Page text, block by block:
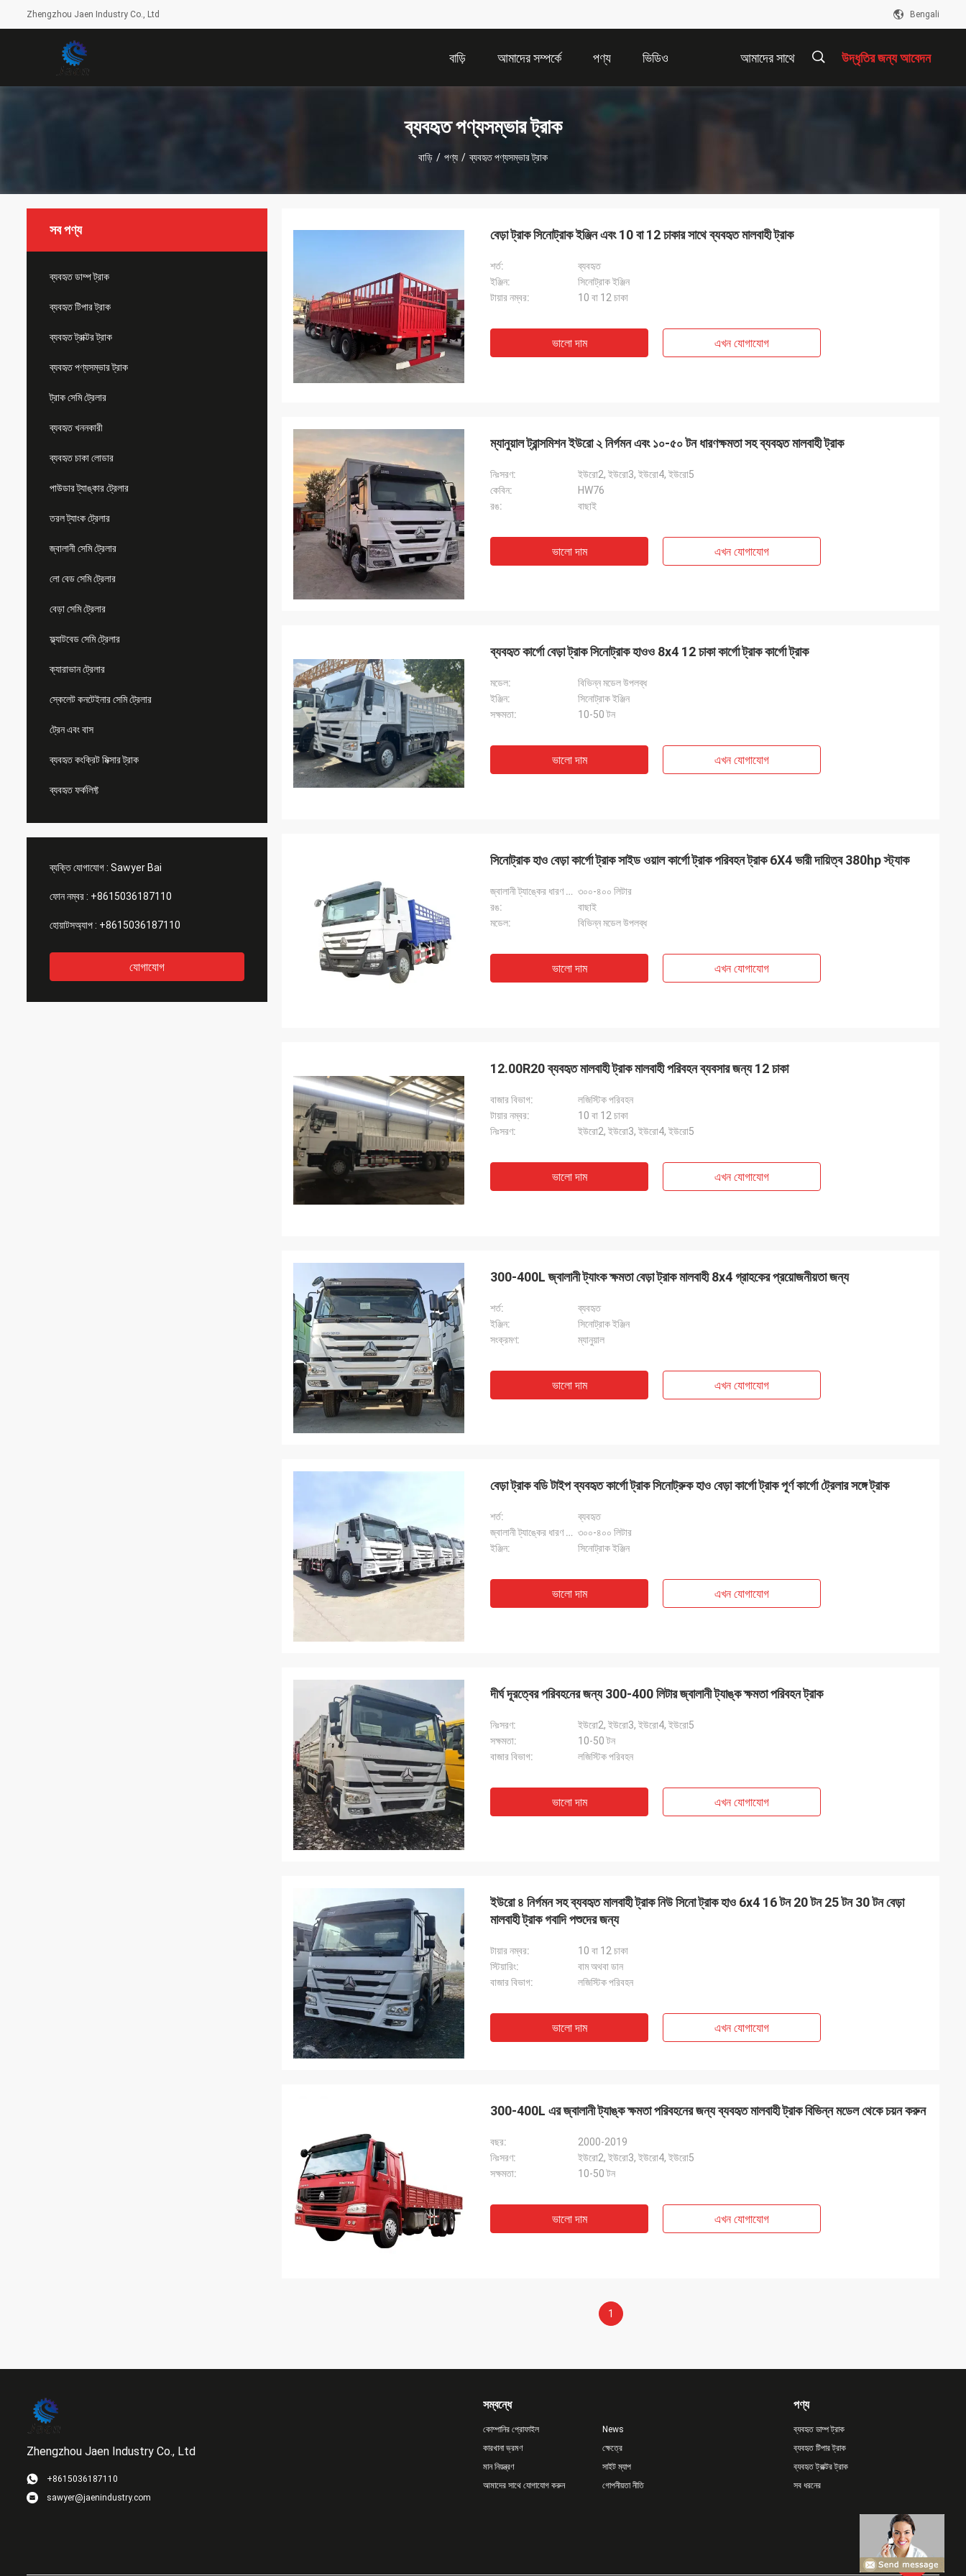
Zhengzhou Jaen Industry Co., Ltd Bengali
বাড়ি আমাদের সম্পর্কে পণ্য ভিডিও আমাদের সাথে উদ্ধৃতির জন্য আবেদন
ব্যবহৃত পণ্যসম্ভার ট্রাক
বাড়ি / পণ্য / ব্যবহৃত পণ্যসম্ভার ট্রাক
সব পণ্য
ব্যবহৃত ডাম্প ট্রাক
ব্যবহৃত টিপার ট্রাক
ব্যবহৃত ট্রাক্টর ট্রাক
ব্যবহৃত পণ্যসম্ভার ট্রাক
ট্রাক সেমি ট্রেলার
ব্যবহৃত খননকারী
ব্যবহৃত চাকা লোডার
পাউডার ট্যাঙ্কার ট্রেলার
তরল ট্যাংক ট্রেলার
জ্বালানী সেমি ট্রেলার
লো বেড সেমি ট্রেলার
বেড়া সেমি ট্রেলার
ফ্ল্যাটবেড সেমি ট্রেলার
ক্যারাভান ট্রেলার
স্কেলেট কনটেইনার সেমি ট্রেলার
ট্রেন এবং বাস
ব্যবহৃত কংক্রিট মিক্সার ট্রাক
ব্যবহৃত ফর্কলিফ্ট
ব্যক্তি যোগাযোগ : Sawyer Bai
ফোন নম্বর : +8615036187110
হোয়াটসঅ্যাপ : +8615036187110
যোগাযোগ
বেড়া ট্রাক সিনোট্রাক ইঞ্জিন এবং 10 বা 12 চাকার সাথে ব্যবহৃত মালবাহী ট্রাক
শর্ত:
ব্যবহৃত
ইঞ্জিন:
সিনোট্রাক ইঞ্জিন
টায়ার নম্বর:
10 বা 12 চাকা
ভালো দাম এখন যোগাযোগ
ম্যানুয়াল ট্রান্সমিশন ইউরো ২ নির্গমন এবং ১০-৫০ টন ধারণক্ষমতা সহ ব্যবহৃত মালবাহী ট্রাক
নিঃসরণ:
ইউরো2, ইউরো3, ইউরো4, ইউরো5
কেবিন:
HW76
রঙ:
বাছাই
ভালো দাম এখন যোগাযোগ
ব্যবহৃত কার্গো বেড়া ট্রাক সিনোট্রাক হাওও 8x4 12 চাকা কার্গো ট্রাক কার্গো ট্রাক
মডেল:
বিভিন্ন মডেল উপলব্ধ
ইঞ্জিন:
সিনোট্রাক ইঞ্জিন
সক্ষমতা:
10-50 টন
ভালো দাম এখন যোগাযোগ
সিনোট্রাক হাও বেড়া কার্গো ট্রাক সাইড ওয়াল কার্গো ট্রাক পরিবহন ট্রাক 6X4 ভারী দায়িত্ব 380hp স্ট্যাক
জ্বালানী ট্যাঙ্কের ধারণ ক্ষমতা: ৩০০-৪০০ লিটার
রঙ:
বাছাই
মডেল:
বিভিন্ন মডেল উপলব্ধ
ভালো দাম এখন যোগাযোগ
12.00R20 ব্যবহৃত মালবাহী ট্রাক মালবাহী পরিবহন ব্যবসার জন্য 12 চাকা
বাজার বিভাগ:
লজিস্টিক পরিবহন
টায়ার নম্বর:
10 বা 12 চাকা
নিঃসরণ:
ইউরো2, ইউরো3, ইউরো4, ইউরো5
ভালো দাম এখন যোগাযোগ
300-400L জ্বালানী ট্যাংক ক্ষমতা বেড়া ট্রাক মালবাহী 8x4 গ্রাহকের প্রয়োজনীয়তা জন্য
শর্ত:
ব্যবহৃত
ইঞ্জিন:
সিনোট্রাক ইঞ্জিন
সংক্রমণ:
ম্যানুয়াল
ভালো দাম এখন যোগাযোগ
বেড়া ট্রাক বডি টাইপ ব্যবহৃত কার্গো ট্রাক সিনোট্রুক হাও বেড়া কার্গো ট্রাক পূর্ণ কার্গো ট্রেলার সঙ্গে ট্রাক
শর্ত:
ব্যবহৃত
জ্বালানী ট্যাঙ্কের ধারণ ক্ষমতা: ৩০০-৪০০ লিটার
ইঞ্জিন:
সিনোট্রাক ইঞ্জিন
ভালো দাম এখন যোগাযোগ
দীর্ঘ দূরত্বের পরিবহনের জন্য 300-400 লিটার জ্বালানী ট্যাঙ্ক ক্ষমতা পরিবহন ট্রাক
নিঃসরণ:
ইউরো2, ইউরো3, ইউরো4, ইউরো5
সক্ষমতা:
10-50 টন
বাজার বিভাগ:
লজিস্টিক পরিবহন
ভালো দাম এখন যোগাযোগ
ইউরো ৪ নির্গমন সহ ব্যবহৃত মালবাহী ট্রাক নিউ সিনো ট্রাক হাও 6x4 16 টন 20 টন 25 টন 30 টন বেড়া
মালবাহী ট্রাক গবাদি পশুদের জন্য
টায়ার নম্বর:
10 বা 12 চাকা
স্টিয়ারিং:
বাম অথবা ডান
বাজার বিভাগ:
লজিস্টিক পরিবহন
ভালো দাম এখন যোগাযোগ
300-400L এর জ্বালানী ট্যাঙ্ক ক্ষমতা পরিবহনের জন্য ব্যবহৃত মালবাহী ট্রাক বিভিন্ন মডেল থেকে চয়ন করুন
বছর:
2000-2019
নিঃসরণ:
ইউরো2, ইউরো3, ইউরো4, ইউরো5
সক্ষমতা:
10-50 টন
ভালো দাম এখন যোগাযোগ
1
Zhengzhou Jaen Industry Co., Ltd
+8615036187110
sawyer@jaenindustry.com
সম্বন্ধে
কোম্পানির প্রোফাইল
কারখানা ভ্রমণ
মান নিয়ন্ত্রণ
আমাদের সাথে যোগাযোগ করুন
News
ক্ষেত্রে
সাইট ম্যাপ
গোপনীয়তা নীতি
পণ্য
ব্যবহৃত ডাম্প ট্রাক
ব্যবহৃত টিপার ট্রাক
ব্যবহৃত ট্রাক্টর ট্রাক
সব ধরনের